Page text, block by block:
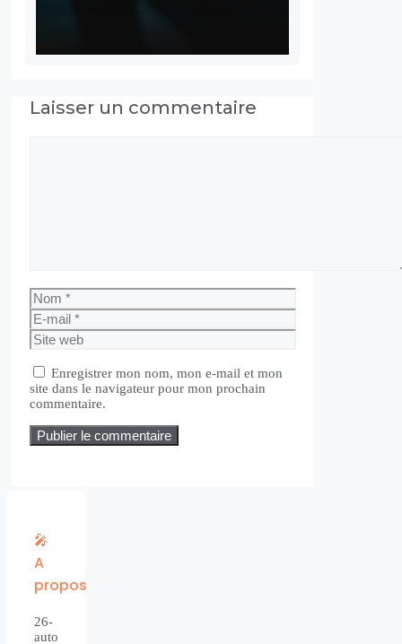
Laisser un commentaire
Nom
E-
mail
Site
web
Enregistrer mon nom, mon e-mail et mon
site dans le navigateur pour mon prochain
commentaire.
🎤
A
propos
26-
auto